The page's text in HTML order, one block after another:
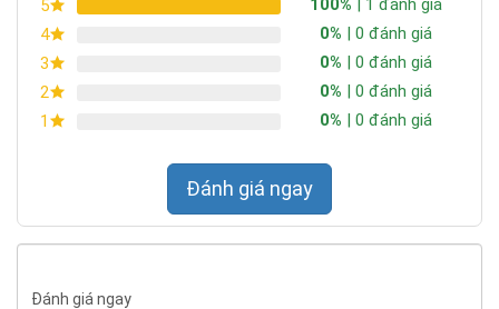
thể hoạt động ở điều kiện thời tiết khắc nhiệt như mưa bão, ít
ánh nắng.
5 100% | 1 đánh giá
4
0% | 0 đánh giá
3
0% | 0 đánh giá
2
0% | 0 đánh giá
1
0% | 0 đánh giá
Đánh giá ngay
Đánh giá ngay